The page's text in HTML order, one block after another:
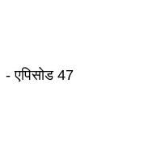
- एपिसोड 47